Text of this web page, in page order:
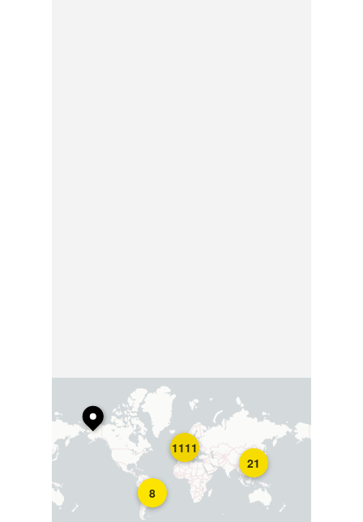
8
21
1111